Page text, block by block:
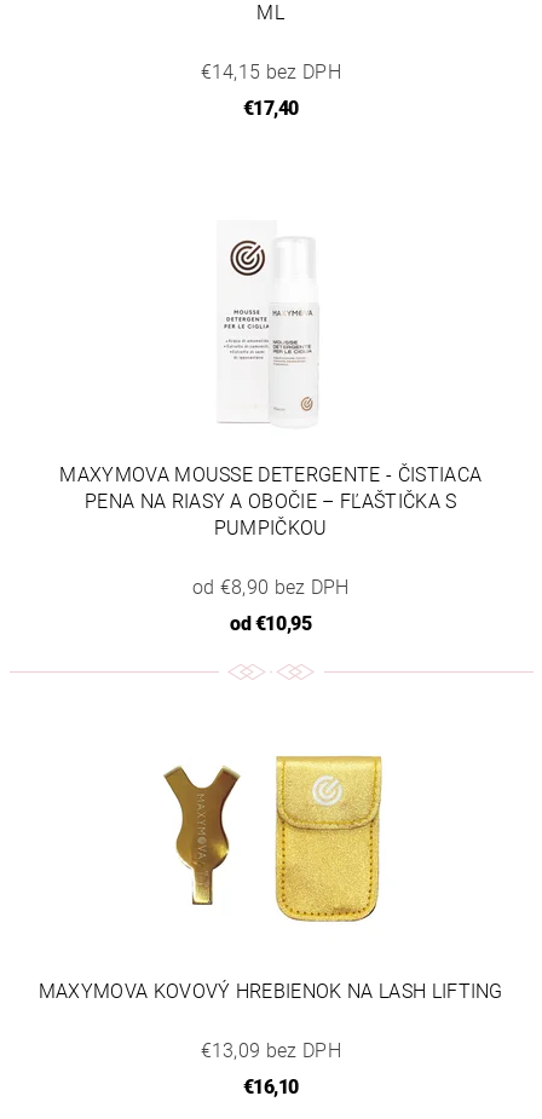
ML
€14,15 bez DPH
€17,40
MAXYMOVA MOUSSE DETERGENTE - ČISTIACA
PENA NA RIASY A OBOČIE – FĽAŠTIČKA S
PUMPIČKOU
od €8,90 bez DPH
od €10,95
MAXYMOVA KOVOVÝ HREBIENOK NA LASH LIFTING
€13,09 bez DPH
€16,10